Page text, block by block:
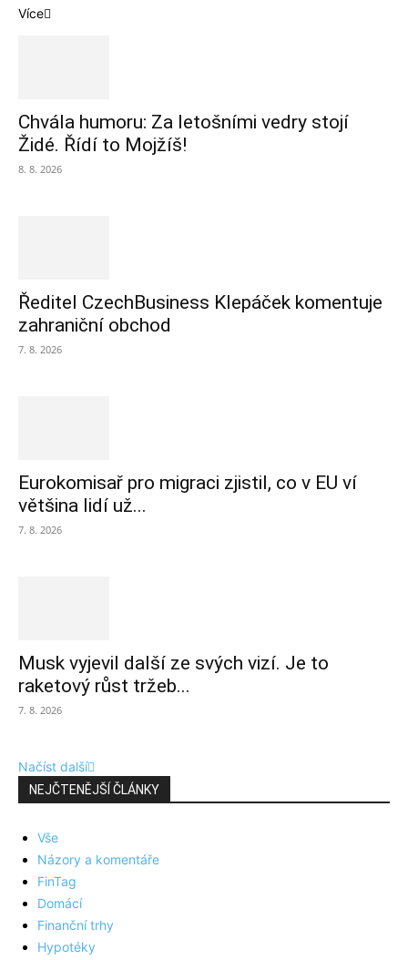
Více
Chvála humoru: Za letošními vedry stojí
Židé. Řídí to Mojžíš!
8. 8. 2026
Ředitel CzechBusiness Klepáček komentuje
zahraniční obchod
7. 8. 2026
Eurokomisař pro migraci zjistil, co v EU ví
většina lidí už...
7. 8. 2026
Musk vyjevil další ze svých vizí. Je to
raketový růst tržeb...
7. 8. 2026
Načíst další
NEJČTENĚJŠÍ ČLÁNKY
Vše
Názory a komentáře
FinTag
Domácí
Finanční trhy
Hypotéky